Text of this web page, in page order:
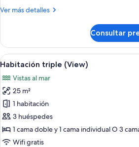
Ver más detalles
Más
triple
Consultar
Abrir
todas
las
fotos
de
Habitación
triple
(View)
5
Habitación triple (View)
Vistas al mar
25 m²
1 habitación
3 huéspedes
1 cama doble y 1 cama individual O 3
Wifi gratis